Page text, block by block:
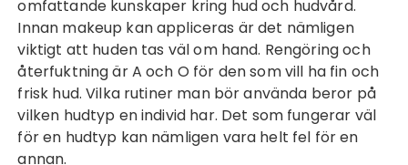
omfattande kunskaper kring hud och hudvård.
Innan makeup kan appliceras är det nämligen
viktigt att huden tas väl om hand. Rengöring och
återfuktning är A och O för den som vill ha fin och
frisk hud. Vilka rutiner man bör använda beror på
vilken hudtyp en individ har. Det som fungerar väl
för en hudtyp kan nämligen vara helt fel för en
annan.